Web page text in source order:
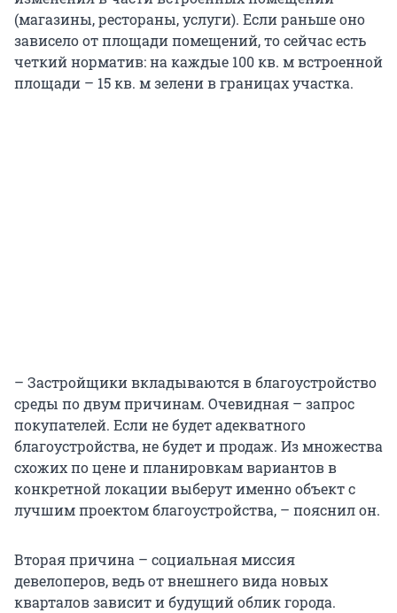
(магазины, рестораны, услуги). Если раньше оно
зависело от площади помещений, то сейчас есть
четкий норматив: на каждые 100 кв. м встроенной
площади – 15 кв. м зелени в границах участка.
– Застройщики вкладываются в благоустройство
среды по двум причинам. Очевидная – запрос
покупателей. Если не будет адекватного
благоустройства, не будет и продаж. Из множества
схожих по цене и планировкам вариантов в
конкретной локации выберут именно объект с
лучшим проектом благоустройства, – пояснил он.
Вторая причина – социальная миссия
девелоперов, ведь от внешнего вида новых
кварталов зависит и будущий облик города.